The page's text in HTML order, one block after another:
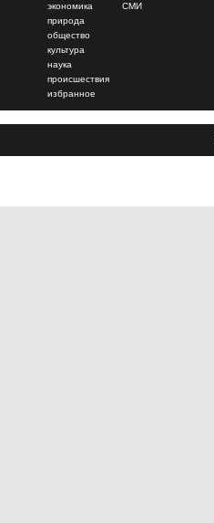
экономика
природа
общество
культура
наука
происшествия
избранное
СМИ